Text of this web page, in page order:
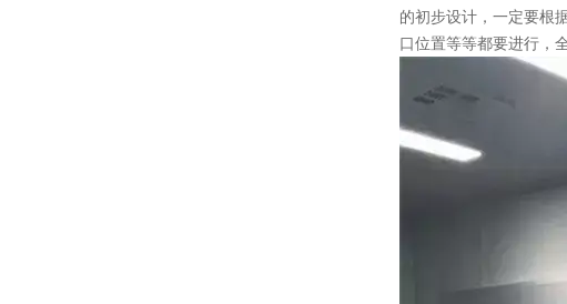
的初步设计，一定要根
口位置等等都要进行，